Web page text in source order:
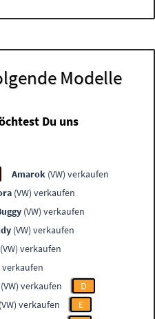
Modelle
Du uns
Amarok (VW) verkaufen
(VW) verkaufen
(VW) verkaufen
(VW) verkaufen
(VW) verkaufen
verkaufen
(VW) verkaufen
D
(VW) verkaufen
E